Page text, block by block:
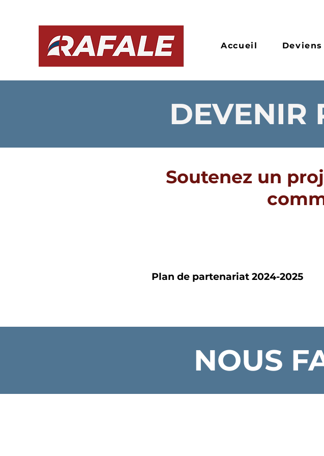
Accueil
DEVENIR
Soutenez un
Plan de partenariat 2024-2025
NOUS